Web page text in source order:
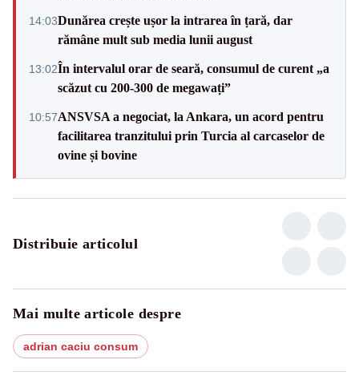
14:03Dunărea crește ușor la intrarea în țară, dar
rămâne mult sub media lunii august
13:02În intervalul orar de seară, consumul de curent „a
scăzut cu 200-300 de megawați”
10:57ANSVSA a negociat, la Ankara, un acord pentru
facilitarea tranzitului prin Turcia al carcaselor de
ovine și bovine
Distribuie articolul
Mai multe articole despre
adrian caciu consum